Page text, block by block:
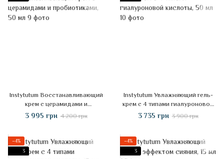
Instytutum Восстанавливающий
крем с церамидами и
пробиотиками, 50 мл
3 995 грн 4 200 грн
Instytutum Увлажняющий гель-
крем с 4 типами гиалуроновой
кислоты, 50 мл
3 735 грн 3 900 грн
−4%
3
−4%
3